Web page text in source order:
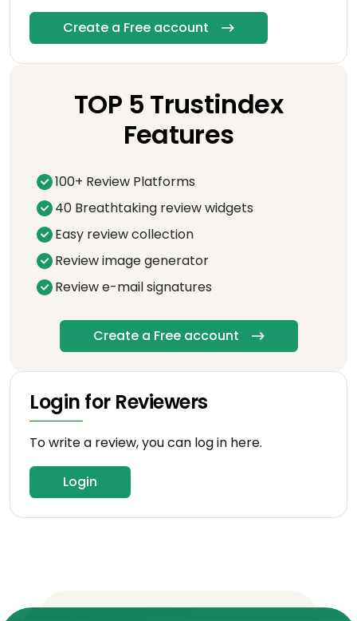
Create a Free account
TOP 5 Trustindex
Features
100+ Review Platforms
40 Breathtaking review widgets
Easy review collection
Review image generator
Review e-mail signatures
Create a Free account
Login for Reviewers
To write a review, you can log in here.
Login